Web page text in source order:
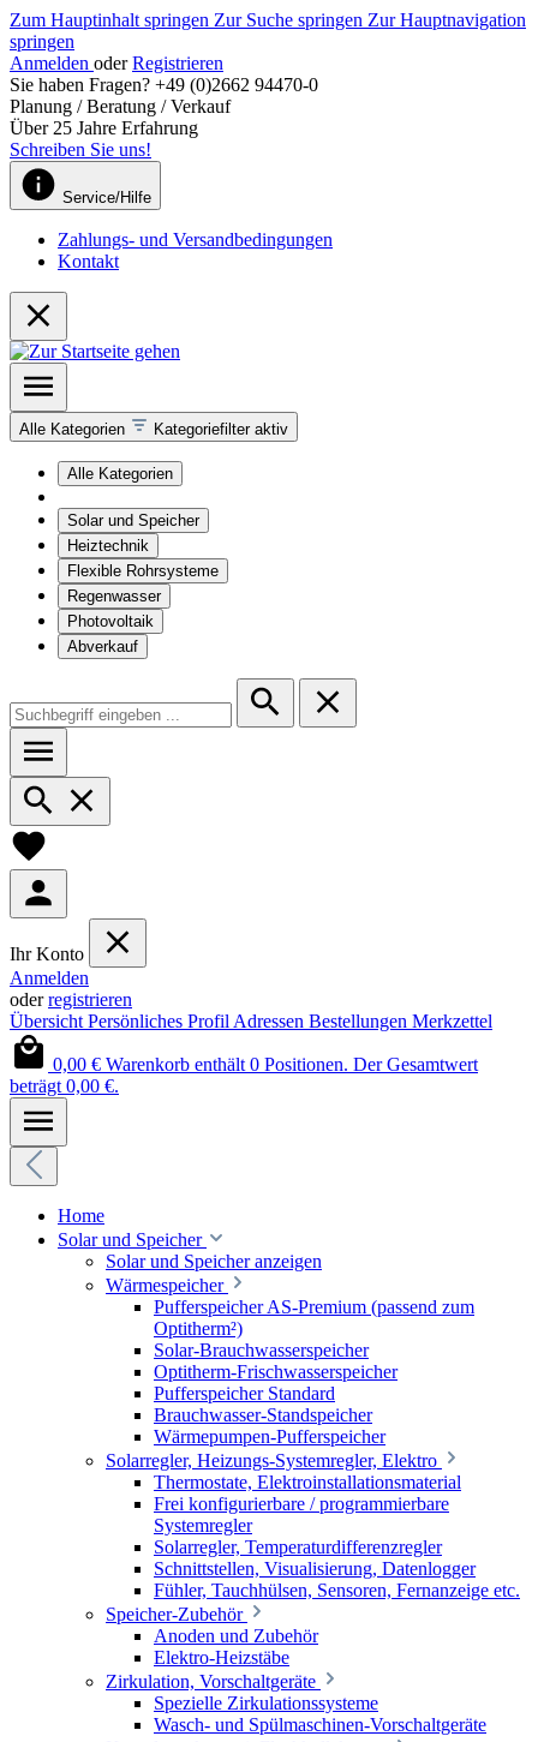
Zum Hauptinhalt springen Zur Suche springen Zur Hauptnavigation
springen
Anmelden oder Registrieren
Sie haben Fragen? +49 (0)2662 94470-0
Planung / Beratung / Verkauf
Über 25 Jahre Erfahrung
Schreiben Sie uns!
Service/Hilfe
Zahlungs- und Versandbedingungen
Kontakt
Alle Kategorien Kategoriefilter aktiv
Alle Kategorien
Solar und Speicher
Heiztechnik
Flexible Rohrsysteme
Regenwasser
Photovoltaik
Abverkauf
Ihr Konto
Anmelden
oderregistrieren
Übersicht Persönliches Profil Adressen Bestellungen Merkzettel
0,00 € Warenkorb enthält 0 Positionen. Der Gesamtwert
beträgt 0,00 €.
Home
Solar und Speicher
Solar und Speicher anzeigen
Wärmespeicher
Pufferspeicher AS-Premium (passend zum
Optitherm²)
Solar-Brauchwasserspeicher
Optitherm-Frischwasserspeicher
Pufferspeicher Standard
Brauchwasser-Standspeicher
Wärmepumpen-Pufferspeicher
Solarregler, Heizungs-Systemregler, Elektro
Thermostate, Elektroinstallationsmaterial
Frei konfigurierbare / programmierbare
Systemregler
Solarregler, Temperaturdifferenzregler
Schnittstellen, Visualisierung, Datenlogger
Fühler, Tauchhülsen, Sensoren, Fernanzeige etc.
Speicher-Zubehör
Anoden und Zubehör
Elektro-Heizstäbe
Zirkulation, Vorschaltgeräte
Spezielle Zirkulationssysteme
Wasch- und Spülmaschinen-Vorschaltgeräte